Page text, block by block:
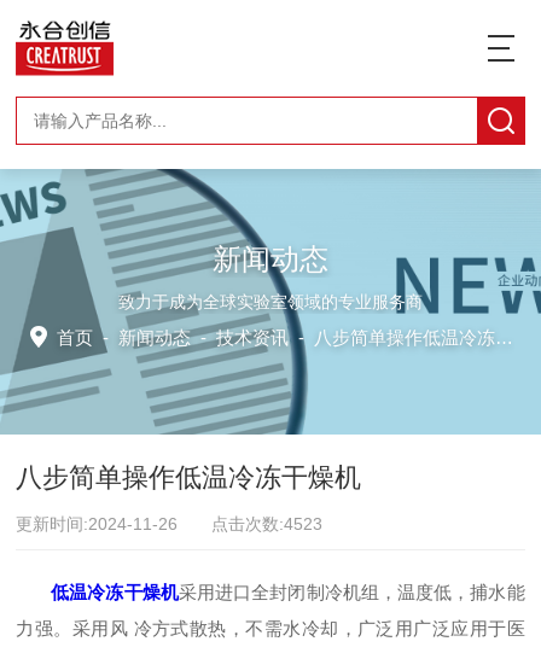
新闻动态
致力于成为全球实验室领域的专业服务商
首页 - 新闻动态-技术资讯 - 八步简单操作低温冷冻干燥机
八步简单操作低温冷冻干燥机
更新时间:2024-11-26 点击次数:4523
低温冷冻干燥机采用进口全封闭制冷机组，温度低，捕水能
力强。采用风 冷方式散热，不需水冷却，广泛用广泛应用于医